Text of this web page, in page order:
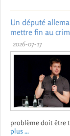
Un député
mettre fin au
2026-07-17
problème doit être
plus ...